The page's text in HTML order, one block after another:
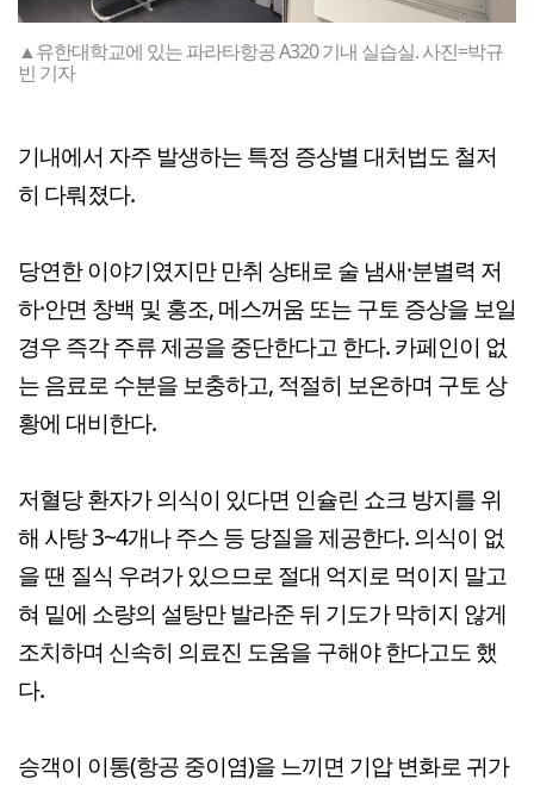
▲유한대학교에 있는 파라타항공 A320 기내 실습실. 사진=박규
빈 기자
기내에서 자주 발생하는 특정 증상별 대처법도 철저
히 다뤄졌다.
당연한 이야기였지만 만취 상태로 술 냄새·분별력 저
하·안면 창백 및 홍조, 메스꺼움 또는 구토 증상을 보일
경우 즉각 주류 제공을 중단한다고 한다. 카페인이 없
는 음료로 수분을 보충하고, 적절히 보온하며 구토 상
황에 대비한다.
저혈당 환자가 의식이 있다면 인슐린 쇼크 방지를 위
해 사탕 3~4개나 주스 등 당질을 제공한다. 의식이 없
을 땐 질식 우려가 있으므로 절대 억지로 먹이지 말고
혀 밑에 소량의 설탕만 발라준 뒤 기도가 막히지 않게
조치하며 신속히 의료진 도움을 구해야 한다고도 했
다.
승객이 이통(항공 중이염)을 느끼면 기압 변화로 귀가